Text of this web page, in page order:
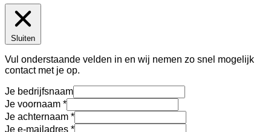
Sluiten
Vul onderstaande velden in en wij nemen zo snel mogelijk
contact met je op.
Je bedrijfsnaam
Je voornaam
Je achternaam
Je e-mailadres